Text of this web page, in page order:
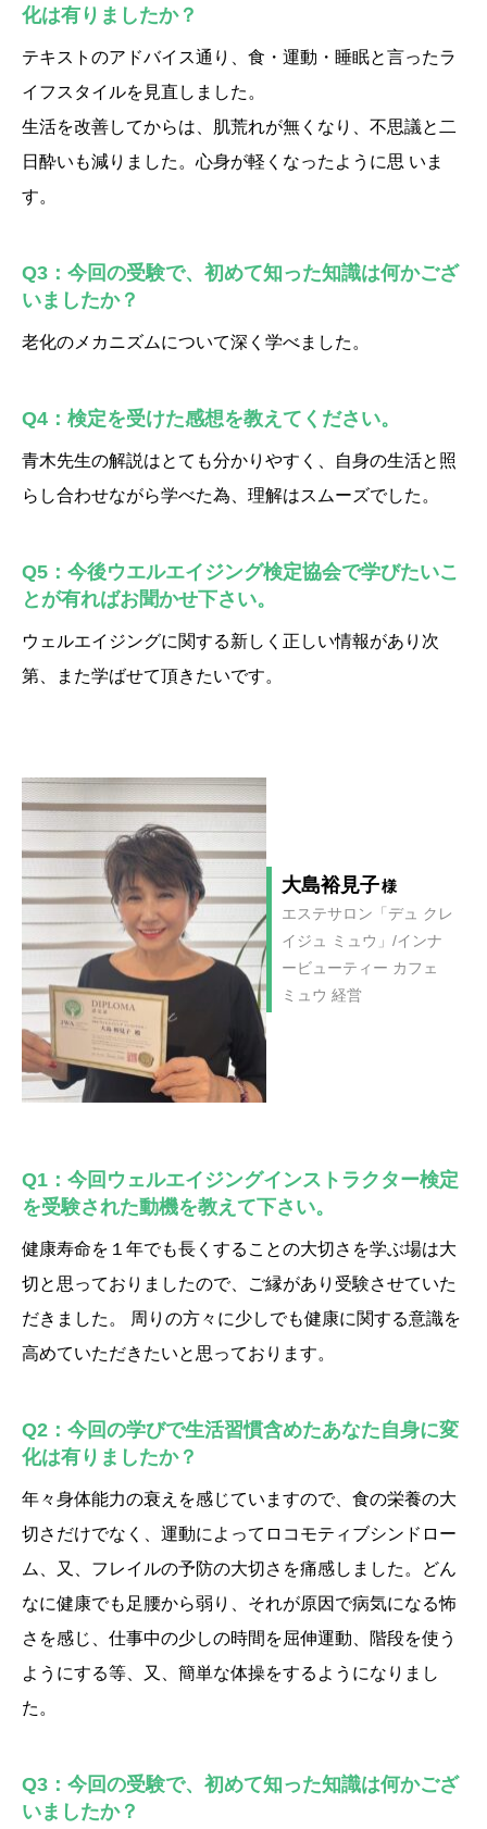
化は有りましたか？
テキストのアドバイス通り、食・運動・睡眠と言ったラ
イフスタイルを見直しました。
生活を改善してからは、肌荒れが無くなり、不思議と二
日酔いも減りました。心身が軽くなったように思 いま
す。
Q3：今回の受験で、初めて知った知識は何かござ
いましたか？
老化のメカニズムについて深く学べました。
Q4：検定を受けた感想を教えてください。
青木先生の解説はとても分かりやすく、自身の生活と照
らし合わせながら学べた為、理解はスムーズでした。
Q5：今後ウエルエイジング検定協会で学びたいこ
とが有ればお聞かせ下さい。
ウェルエイジングに関する新しく正しい情報があり次
第、また学ばせて頂きたいです。
大島裕見子様
エステサロン「デュ クレ
イジュ ミュウ」/インナ
ービューティー カフェ
ミュウ 経営
Q1：今回ウェルエイジングインストラクター検定
を受験された動機を教えて下さい。
健康寿命を１年でも長くすることの大切さを学ぶ場は大
切と思っておりましたので、ご縁があり受験させていた
だきました。 周りの方々に少しでも健康に関する意識を
高めていただきたいと思っております。
Q2：今回の学びで生活習慣含めたあなた自身に変
化は有りましたか？
年々身体能力の衰えを感じていますので、食の栄養の大
切さだけでなく、運動によってロコモティブシンドロー
ム、又、フレイルの予防の大切さを痛感しました。どん
なに健康でも足腰から弱り、それが原因で病気になる怖
さを感じ、仕事中の少しの時間を屈伸運動、階段を使う
ようにする等、又、簡単な体操をするようになりまし
た。
Q3：今回の受験で、初めて知った知識は何かござ
いましたか？